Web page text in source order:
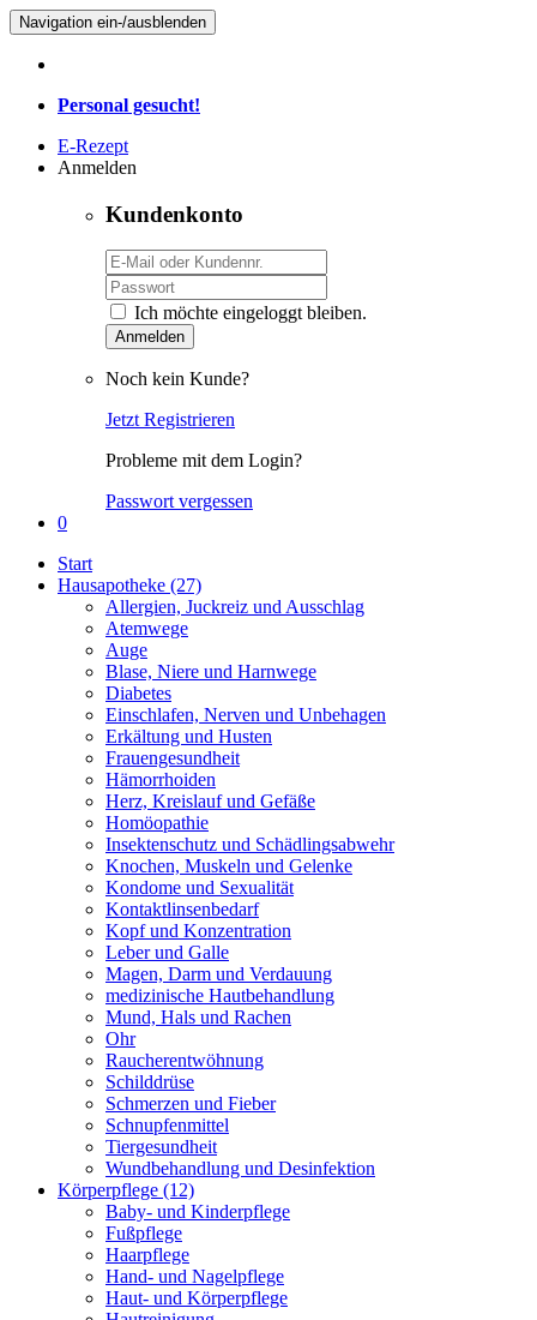
Navigation ein-/ausblenden
Personal gesucht!
E-Rezept
Anmelden
Kundenkonto
Ich möchte eingeloggt bleiben.
Anmelden
Noch kein Kunde?
Jetzt Registrieren
Probleme mit dem Login?
Passwort vergessen
0
Start
Hausapotheke (27)
Allergien, Juckreiz und Ausschlag
Atemwege
Auge
Blase, Niere und Harnwege
Diabetes
Einschlafen, Nerven und Unbehagen
Erkältung und Husten
Frauengesundheit
Hämorrhoiden
Herz, Kreislauf und Gefäße
Homöopathie
Insektenschutz und Schädlingsabwehr
Knochen, Muskeln und Gelenke
Kondome und Sexualität
Kontaktlinsenbedarf
Kopf und Konzentration
Leber und Galle
Magen, Darm und Verdauung
medizinische Hautbehandlung
Mund, Hals und Rachen
Ohr
Raucherentwöhnung
Schilddrüse
Schmerzen und Fieber
Schnupfenmittel
Tiergesundheit
Wundbehandlung und Desinfektion
Körperpflege (12)
Baby- und Kinderpflege
Fußpflege
Haarpflege
Hand- und Nagelpflege
Haut- und Körperpflege